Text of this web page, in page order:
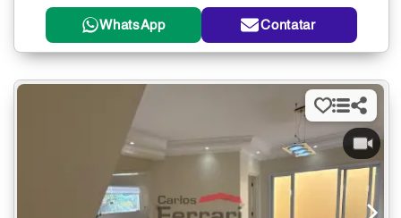
WhatsApp Contatar